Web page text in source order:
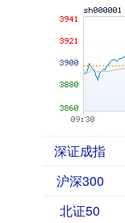
深证成指
沪深300
北证50